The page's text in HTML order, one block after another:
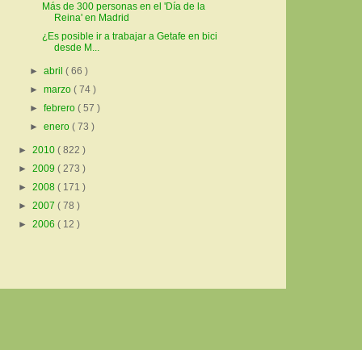
Más de 300 personas en el 'Día de la
Reina' en Madrid
¿Es posible ir a trabajar a Getafe en bici
desde M...
►abril( 66 )
►marzo( 74 )
►febrero( 57 )
►enero( 73 )
► 2010 ( 822 )
► 2009 ( 273 )
► 2008 ( 171 )
► 2007 ( 78 )
► 2006 ( 12 )